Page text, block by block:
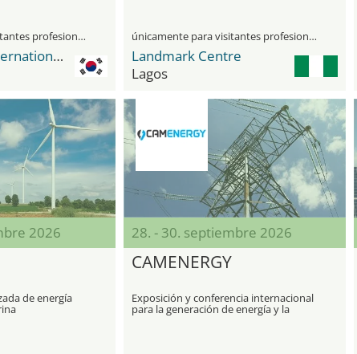
únicamente para visitantes profesionales
Kintex Korea International Exhibition Center
únicamente para visitantes profesionales
Landmark Centre
Lagos
2026
de energía
28. - 30. septiembre 2026
CAMENERGY
Exposición y conferencia internacional
para la generación de energía y la
ingeniería eléctrica